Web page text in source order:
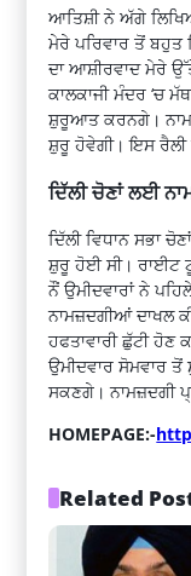
ਆਤਿਸ਼ੀ ਨੇ ਅੱਗੇ
ਮੇਰੇ ਪਰਿਵਾਰ ਤੋਂ
ਦਾ ਆਸ਼ੀਰਵਾਦ ਮੇਰੇ
ਕਾਲਕਾਜੀ ਮੰਦਰ ‘ਚ
ਸ਼ੁਰੂਆਤ ਕਰਨਗੇ।
ਸ਼ੁਰੂ ਹੋਵੇਗੀ। ਇਸ
ਦਿੱਲੀ ਚੋਣਾਂ ਲਈ
ਦਿੱਲੀ ਵਿਧਾਨ ਸਭਾ
ਸ਼ੁਰੂ ਹੋਈ ਸੀ। ਰਾਈਟ
ਨੌਂ ਉਮੀਦਵਾਰਾਂ ਨੇ
ਨਾਮਜ਼ਦਗੀਆਂ ਦਾਖਲ
ਹਫਤਾਵਾਰੀ ਛੁੱਟੀ ਹੋਣ
ਉਮੀਦਵਾਰ ਸੋਮਵਾਰ
ਸਕਣਗੇ। ਨਾਮਜ਼ਦਗੀ
HOMEPAGE:-
Related